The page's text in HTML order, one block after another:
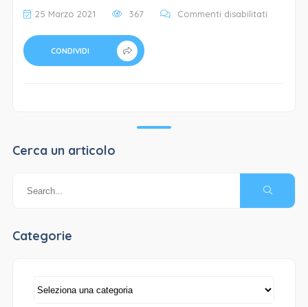
25 Marzo 2021 367 Commenti disabilitatisu
CONDIVIDI
Cerca un articolo
Categorie